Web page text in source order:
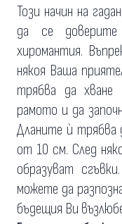
Този начин на
да се
хиромантия.
някоя Ваша
трябва да
рамото и да
Дланите ѝ трябва
от 10 см. След
образуват
можете да
бъдещия Ви